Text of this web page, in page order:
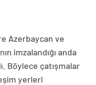
Azerbaycan ve
imzalandığı anda
Böylece çatışmalar
yerleri